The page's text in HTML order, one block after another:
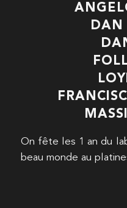
DAN
On fête les 1 an du
beau monde au